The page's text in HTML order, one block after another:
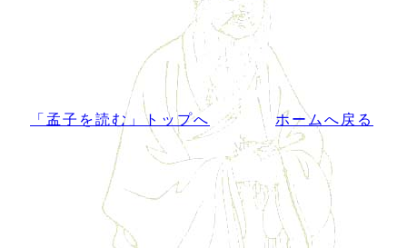
「孟子を読む」トップへ ホームへ戻る